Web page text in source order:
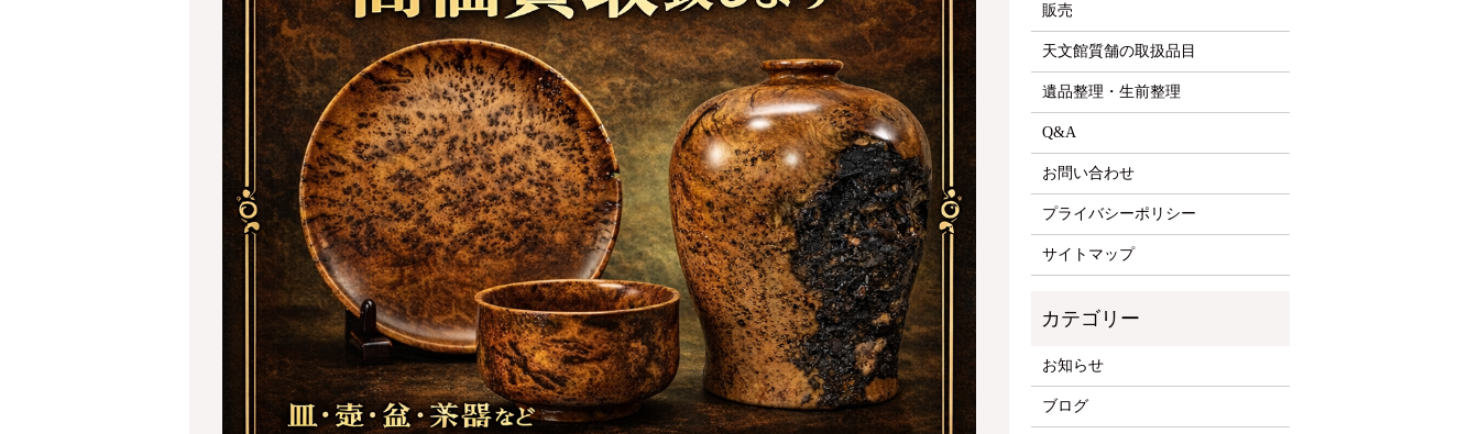
販売
天文館質舗の取扱品目
遺品整理・生前整理
Q&A
お問い合わせ
プライバシーポリシー
サイトマップ
お知らせ
ブログ